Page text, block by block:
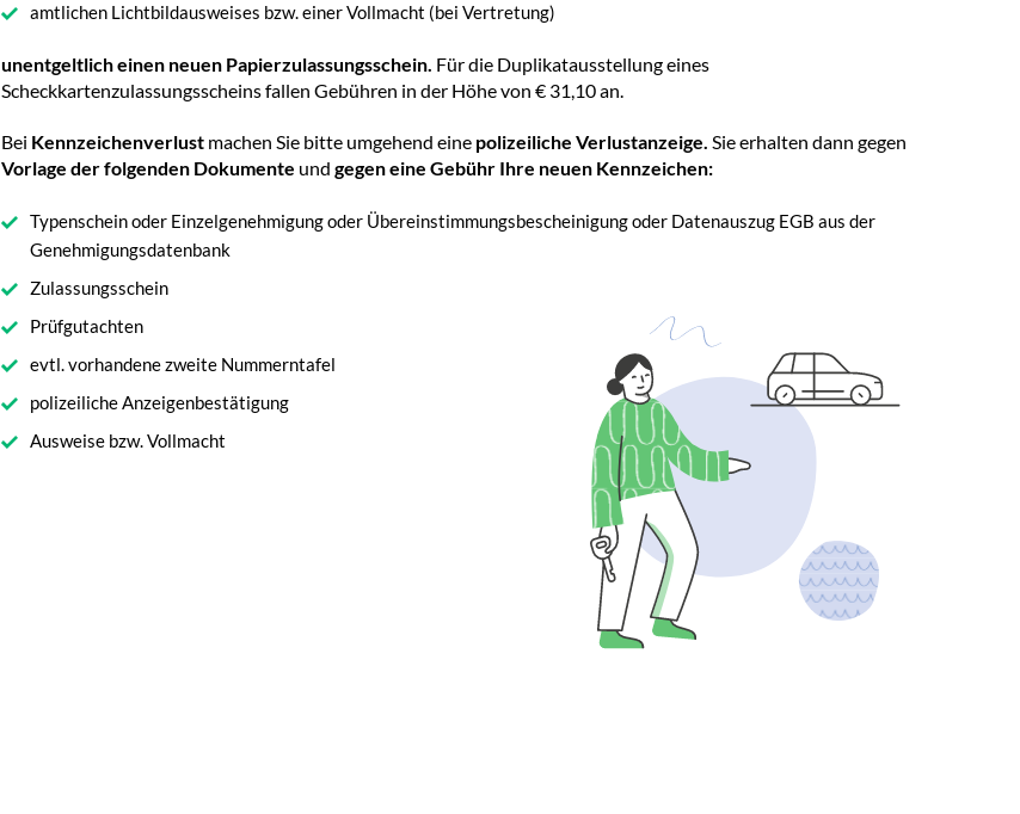
amtlichen Lichtbildausweises bzw. einer Vollmacht (bei Vertretung)
unentgeltlich einen neuen Papierzulassungsschein. Für die Duplikatausstellung eines
Scheckkartenzulassungsscheins fallen Gebühren in der Höhe von € 31,10 an.
Bei Kennzeichenverlust machen Sie bitte umgehend eine polizeiliche Verlustanzeige. Sie erhalten dann gegen
Vorlage der folgenden Dokumente und gegen eine Gebühr Ihre neuen Kennzeichen:
Typenschein oder Einzelgenehmigung oder Übereinstimmungsbescheinigung oder Datenauszug EGB aus der
Genehmigungsdatenbank
Zulassungsschein
Prüfgutachten
evtl. vorhandene zweite Nummerntafel
polizeiliche Anzeigenbestätigung
Ausweise bzw. Vollmacht